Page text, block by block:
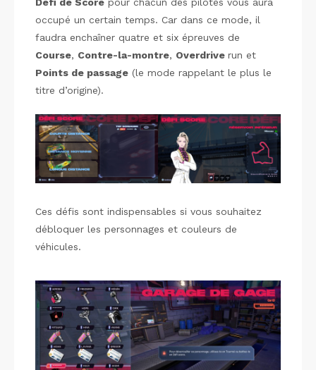
occupé un certain temps. Car dans ce mode, il
faudra enchaîner quatre et six épreuves de
Course, Contre-la-montre, Overdrive run et
Points de passage (le mode rappelant le plus le
titre d’origine).
Ces défis sont indispensables si vous souhaitez
débloquer les personnages et couleurs de
véhicules.